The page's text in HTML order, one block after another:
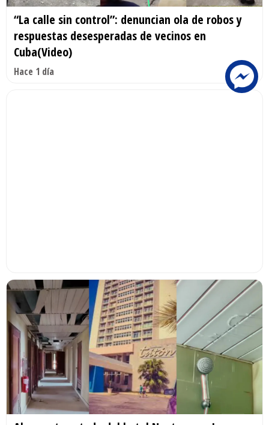
“La calle sin control”: denuncian ola de robos y
respuestas desesperadas de vecinos en
Cuba(Video)
Hace 1 día